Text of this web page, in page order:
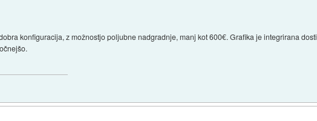
konfiguracija, z možnostjo poljubne nadgradnje, manj kot 600€. Grafika je integrirana dosti